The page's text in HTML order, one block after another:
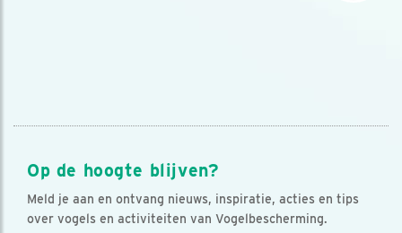
Op de hoogte blijven?
Meld je aan en ontvang nieuws, inspiratie, acties en tips
over vogels en activiteiten van Vogelbescherming.